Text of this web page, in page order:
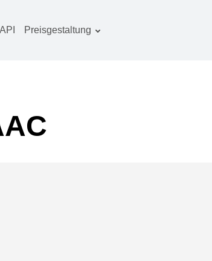
API Preisgestaltung